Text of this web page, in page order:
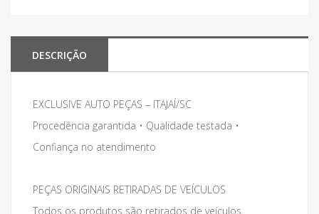
DESCRIÇÃO
EXCLUSIVE AUTO PEÇAS – ITAJAÍ/SC
Procedência garantida • Qualidade testada •
Confiança no atendimento
PEÇAS ORIGINAIS RETIRADAS DE VEÍCULOS
Todos os produtos são retirados de veículos